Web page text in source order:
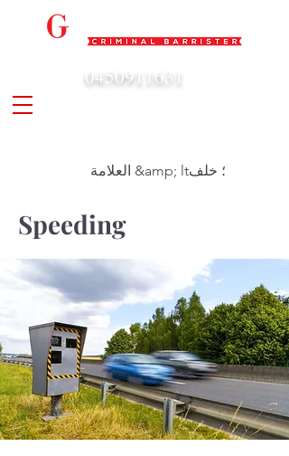
0450911631
العلامة &amp; lt؛ خلف
Speeding